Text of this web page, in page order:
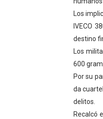
Los
IVECO
destino
Los
600
Por su
da
delitos.
Recalcó